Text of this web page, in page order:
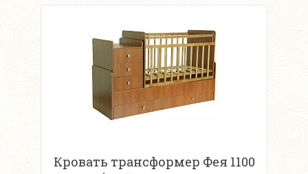
Кровать трансформер Фея 1100